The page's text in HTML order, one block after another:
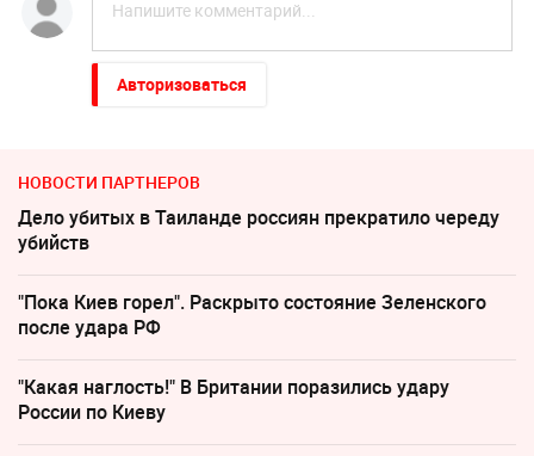
Авторизоваться
НОВОСТИ ПАРТНЕРОВ
Дело убитых в Таиланде россиян прекратило череду
убийств
"Пока Киев горел". Раскрыто состояние Зеленского
после удара РФ
"Какая наглость!" В Британии поразились удару
России по Киеву